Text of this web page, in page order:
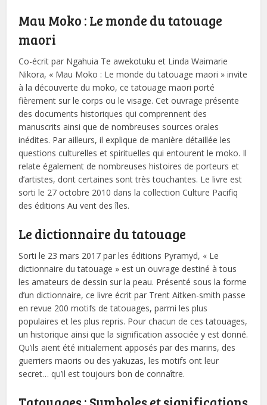
Mau Moko : Le monde du tatouage
maori
Co-écrit par Ngahuia Te awekotuku et Linda Waimarie
Nikora, « Mau Moko : Le monde du tatouage maori » invite
à la découverte du moko, ce tatouage maori porté
fièrement sur le corps ou le visage. Cet ouvrage présente
des documents historiques qui comprennent des
manuscrits ainsi que de nombreuses sources orales
inédites. Par ailleurs, il explique de manière détaillée les
questions culturelles et spirituelles qui entourent le moko. Il
relate également de nombreuses histoires de porteurs et
d’artistes, dont certaines sont très touchantes. Le livre est
sorti le 27 octobre 2010 dans la collection Culture Pacifiq
des éditions Au vent des îles.
Le dictionnaire du tatouage
Sorti le 23 mars 2017 par les éditions Pyramyd, « Le
dictionnaire du tatouage » est un ouvrage destiné à tous
les amateurs de dessin sur la peau. Présenté sous la forme
d’un dictionnaire, ce livre écrit par Trent Aitken-smith passe
en revue 200 motifs de tatouages, parmi les plus
populaires et les plus repris. Pour chacun de ces tatouages,
un historique ainsi que la signification associée y est donné.
Qu’ils aient été initialement apposés par des marins, des
guerriers maoris ou des yakuzas, les motifs ont leur
secret… qu’il est toujours bon de connaître.